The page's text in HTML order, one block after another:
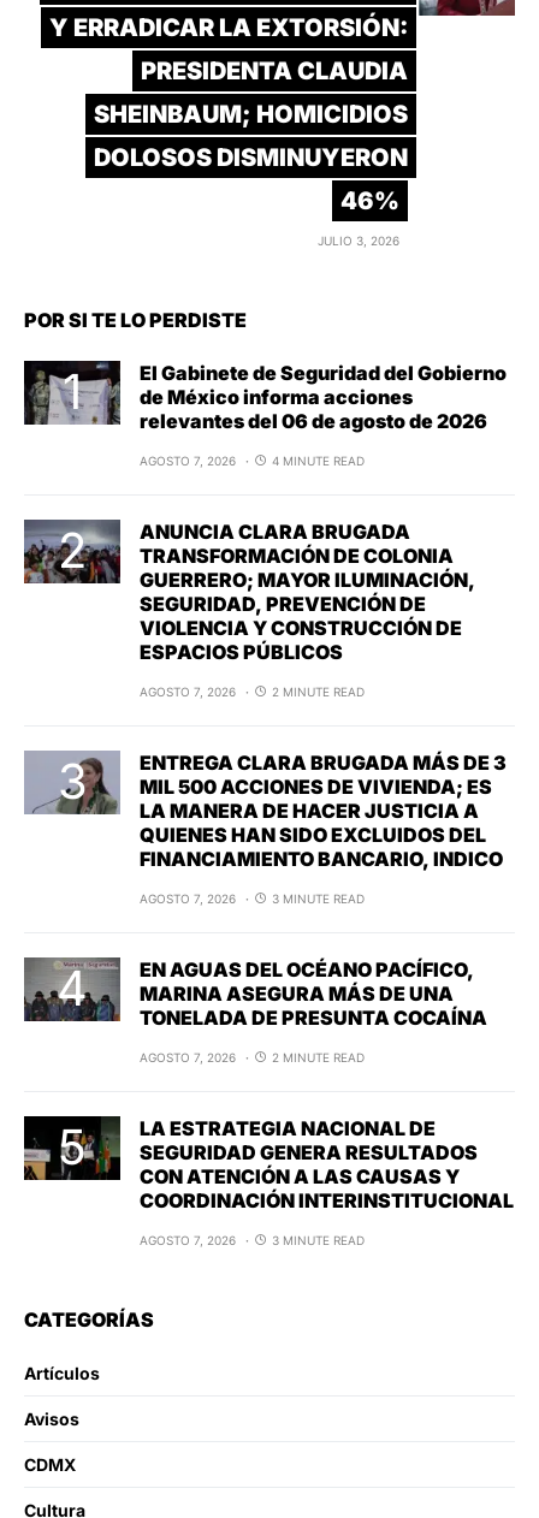
Y ERRADICAR LA EXTORSIÓN:
PRESIDENTA CLAUDIA
SHEINBAUM; HOMICIDIOS
DOLOSOS DISMINUYERON
46%
JULIO 3, 2026
POR SI TE LO PERDISTE
El Gabinete de Seguridad del Gobierno
de México informa acciones
relevantes del 06 de agosto de 2026
AGOSTO 7, 2026 4 MINUTE READ
ANUNCIA CLARA BRUGADA
TRANSFORMACIÓN DE COLONIA
GUERRERO; MAYOR ILUMINACIÓN,
SEGURIDAD, PREVENCIÓN DE
VIOLENCIA Y CONSTRUCCIÓN DE
ESPACIOS PÚBLICOS
AGOSTO 7, 2026 2 MINUTE READ
ENTREGA CLARA BRUGADA MÁS DE 3
MIL 500 ACCIONES DE VIVIENDA; ES
LA MANERA DE HACER JUSTICIA A
QUIENES HAN SIDO EXCLUIDOS DEL
FINANCIAMIENTO BANCARIO, INDICO
AGOSTO 7, 2026 3 MINUTE READ
EN AGUAS DEL OCÉANO PACÍFICO,
MARINA ASEGURA MÁS DE UNA
TONELADA DE PRESUNTA COCAÍNA
AGOSTO 7, 2026 2 MINUTE READ
LA ESTRATEGIA NACIONAL DE
SEGURIDAD GENERA RESULTADOS
CON ATENCIÓN A LAS CAUSAS Y
COORDINACIÓN INTERINSTITUCIONAL
AGOSTO 7, 2026 3 MINUTE READ
CATEGORÍAS
Artículos
Avisos
CDMX
Cultura